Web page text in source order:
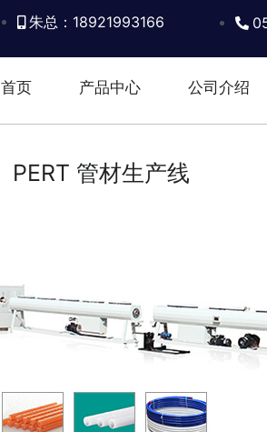
朱总：18921993166
首页 产品中心 公司介绍
PERT 管材生产线